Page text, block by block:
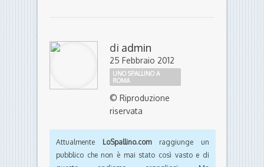
di admin
25 Febbraio 2012
UNO SPALLINO A
ROMA
© Riproduzione
riservata
Attualmente LoSpallino.comraggiunge un
pubblico che non è mai stato così vasto e di